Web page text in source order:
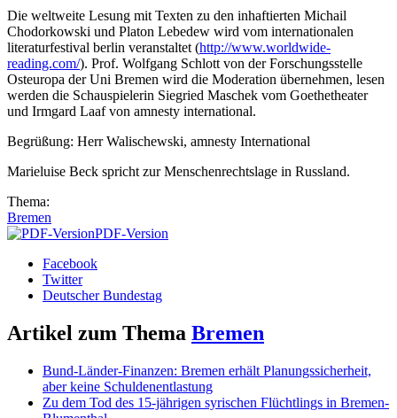
Die weltweite Lesung mit Texten zu den inhaftierten Michail
Chodorkowski und Platon Lebedew wird vom internationalen
literaturfestival berlin veranstaltet (http://www.worldwide-
reading.com/). Prof. Wolfgang Schlott von der Forschungsstelle
Osteuropa der Uni Bremen wird die Moderation übernehmen, lesen
werden die Schauspielerin Siegried Maschek vom Goethetheater
und Irmgard Laaf von amnesty international.
Begrüßung: Herr Walischewski, amnesty International
Marieluise Beck spricht zur Menschenrechtslage in Russland.
Thema:
Bremen
PDF-Version
Facebook
Twitter
Deutscher Bundestag
Artikel zum Thema Bremen
Bund-Länder-Finanzen: Bremen erhält Planungssicherheit,
aber keine Schuldenentlastung
Zu dem Tod des 15-jährigen syrischen Flüchtlings in Bremen-